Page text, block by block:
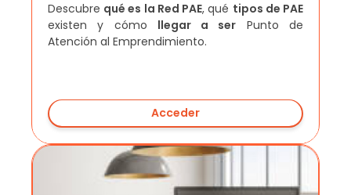
Descubre qué es la Red PAE, qué tipos de PAE
existen y cómo llegar a ser Punto de
Atención al Emprendimiento.
Acceder